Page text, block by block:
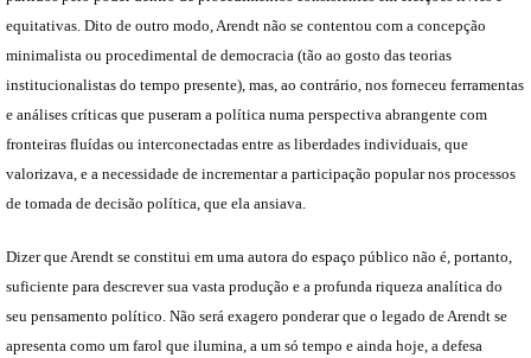
equitativas. Dito de outro modo, Arendt não se contentou com a concepção
minimalista ou procedimental de democracia (tão ao gosto das teorias
institucionalistas do tempo presente), mas, ao contrário, nos forneceu ferramentas
e análises críticas que puseram a política numa perspectiva abrangente com
fronteiras fluídas ou interconectadas entre as liberdades individuais, que
valorizava, e a necessidade de incrementar a participação popular nos processos
de tomada de decisão política, que ela ansiava.
Dizer que Arendt se constitui em uma autora do espaço público não é, portanto,
suficiente para descrever sua vasta produção e a profunda riqueza analítica do
seu pensamento político. Não será exagero ponderar que o legado de Arendt se
apresenta como um farol que ilumina, a um só tempo e ainda hoje, a defesa